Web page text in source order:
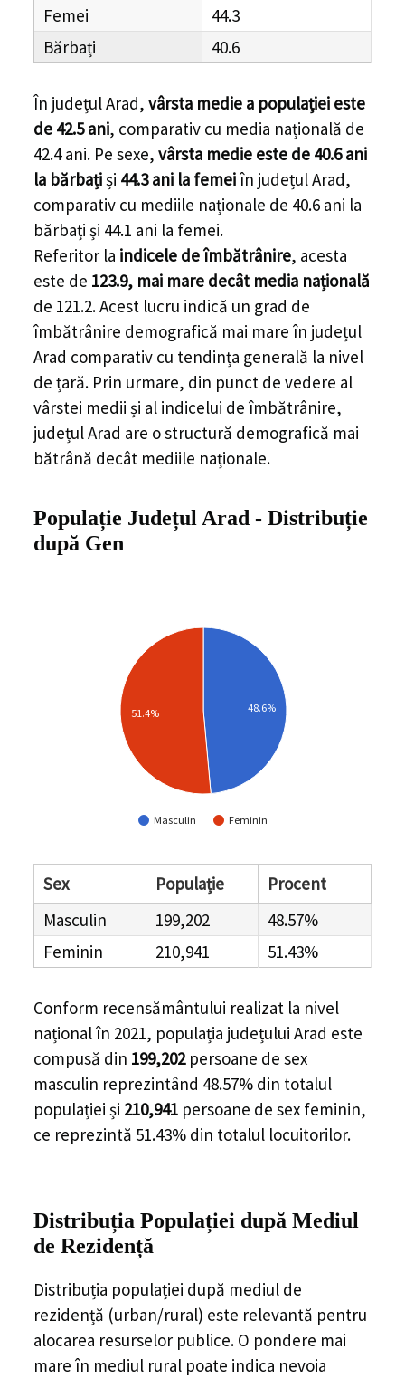
Femei
44.3
Bărbați
40.6
În județul Arad, vârsta medie a populației este
de 42.5 ani, comparativ cu media națională de
42.4 ani. Pe sexe, vârsta medie este de 40.6 ani
la bărbațiși 44.3 ani la femeiîn județul Arad,
comparativ cu mediile naționale de 40.6 ani la
bărbați și 44.1 ani la femei.
Referitor la indicele de îmbătrânire, acesta
este de 123.9, mai mare decât media națională
de 121.2. Acest lucru indică un grad de
îmbătrânire demografică mai mare în județul
Arad comparativ cu tendința generală la nivel
de țară. Prin urmare, din punct de vedere al
vârstei medii și al indicelui de îmbătrânire,
județul Arad are o structură demografică mai
bătrână decât mediile naționale.
Populație Județul Arad - Distribuție
după Gen
Masculin Feminin
48.6%
51.4%
Sex Populație
Procent
Masculin
199,202
48.57%
Feminin
210,941 51.43%
Conform recensământului realizat la nivel
național în 2021, populația județului Arad este
compusă din 199,202 persoane de sex
masculin reprezintând 48.57% din totalul
populației și 210,941 persoane de sex feminin,
ce reprezintă 51.43% din totalul locuitorilor.
Distribuția Populației după Mediul
de Rezidență
Distribuția populației după mediul de
rezidență (urban/rural) este relevantă pentru
alocarea resurselor publice. O pondere mai
mare în mediul rural poate indica nevoia